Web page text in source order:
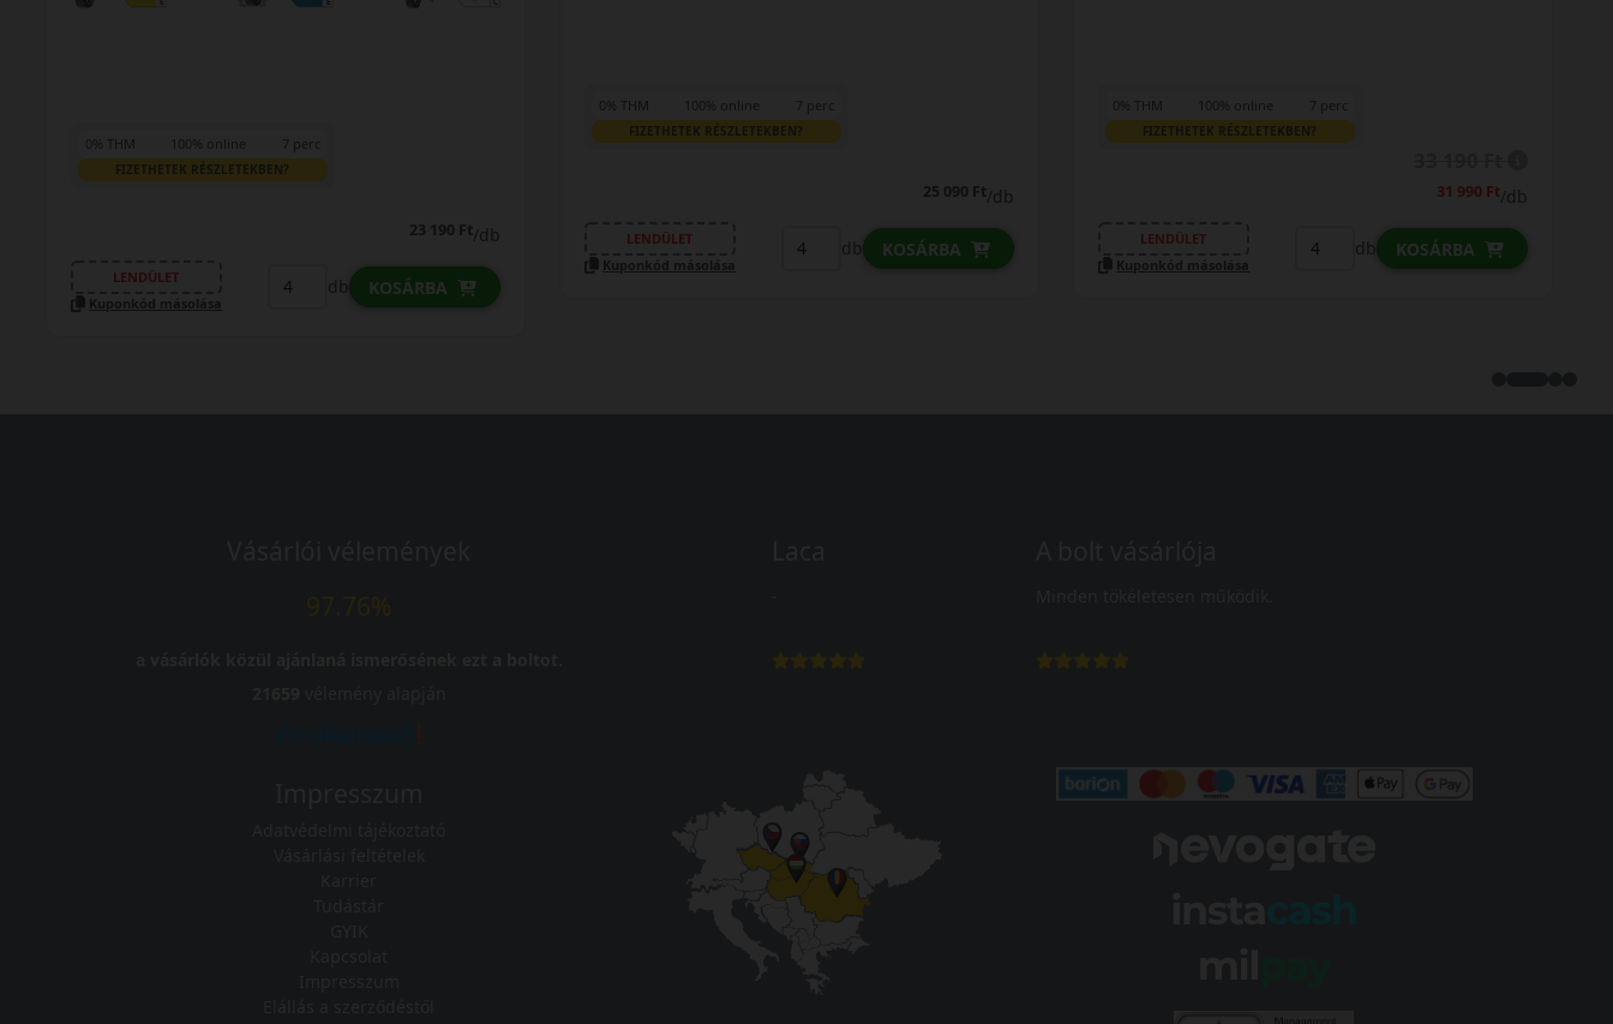
0% THM 100% online 7 perc
FIZETHETEK RÉSZLETEKBEN?
23 190 Ft/db
LENDÜLET
Kuponkód másolása
db KOSÁRBA
0% THM 100% online 7 perc
FIZETHETEK RÉSZLETEKBEN?
25 090 Ft/db
LENDÜLET
Kuponkód másolása
db KOSÁRBA
0% THM 100% online 7 perc
FIZETHETEK RÉSZLETEKBEN?
31 990 Ft/db
LENDÜLET
Kuponkód másolása
db KOSÁRBA